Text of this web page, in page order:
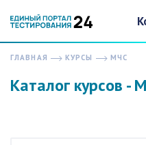
ГЛАВНАЯ КУРСЫ МЧС
Каталог курсов -